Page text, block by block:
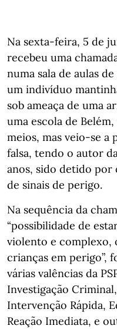
Na sexta-feira, 5 de
recebeu uma
numa sala de aulas
um indivíduo
sob ameaça de uma
uma escola de
meios, mas veio-se a
falsa, tendo o autor
anos, sido detido por
de sinais de perigo.
Na sequência da
“possibilidade de
violento e complexo,
crianças em perigo”,
várias valências da
Investigação
Intervenção Rápida,
Reação Imediata, e